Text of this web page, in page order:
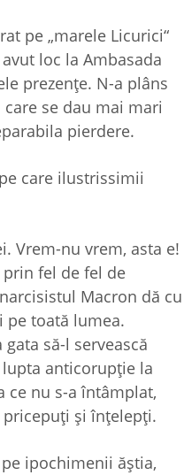
pe „marele Licurici“
loc la Ambasada
prezenţe. N-a plâns
se dau mai mari
pierdere.
care ilustrissimii
Vrem-nu vrem, asta e!
fel de fel de
Macron dă cu
pe toată lumea.
să-l servească
anticorupţie la
ce nu s-a întâmplat,
pricepuţi şi înţelepţi.
ipochimenii ăştia,